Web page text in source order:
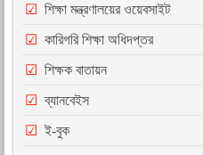
শিক্ষা মন্ত্রণালয়ের ওয়েবসাইট
কারিগরি শিক্ষা অধিদপ্তর
শিক্ষক বাতায়ন
ব্যানবেইস
ই-বুক